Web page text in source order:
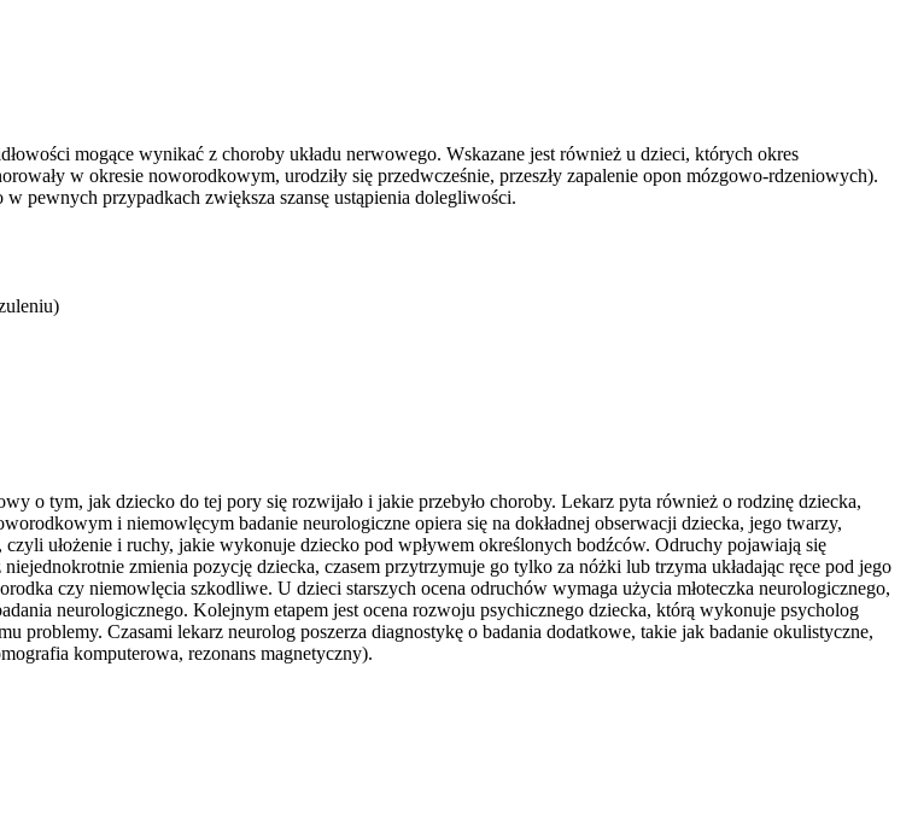
mogące wynikać z choroby układu nerwowego. Wskazane jest również u dzieci, których okres
w okresie noworodkowym, urodziły się przedwcześnie, przeszły zapalenie opon mózgowo-rdzeniowych).
pewnych przypadkach zwiększa szansę ustąpienia dolegliwości.
o tym, jak dziecko do tej pory się rozwijało i jakie przebyło choroby. Lekarz pyta również o rodzinę dziecka,
i niemowlęcym badanie neurologiczne opiera się na dokładnej obserwacji dziecka, jego twarzy,
ułożenie i ruchy, jakie wykonuje dziecko pod wpływem określonych bodźców. Odruchy pojawiają się
zmienia pozycję dziecka, czasem przytrzymuje go tylko za nóżki lub trzyma układając ręce pod jego
czy niemowlęcia szkodliwe. U dzieci starszych ocena odruchów wymaga użycia młoteczka neurologicznego,
neurologicznego. Kolejnym etapem jest ocena rozwoju psychicznego dziecka, którą wykonuje psycholog
problemy. Czasami lekarz neurolog poszerza diagnostykę o badania dodatkowe, takie jak badanie okulistyczne,
komputerowa, rezonans magnetyczny).